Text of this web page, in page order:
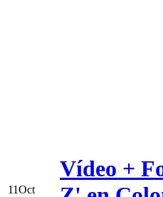
11Oct
Vídeo +